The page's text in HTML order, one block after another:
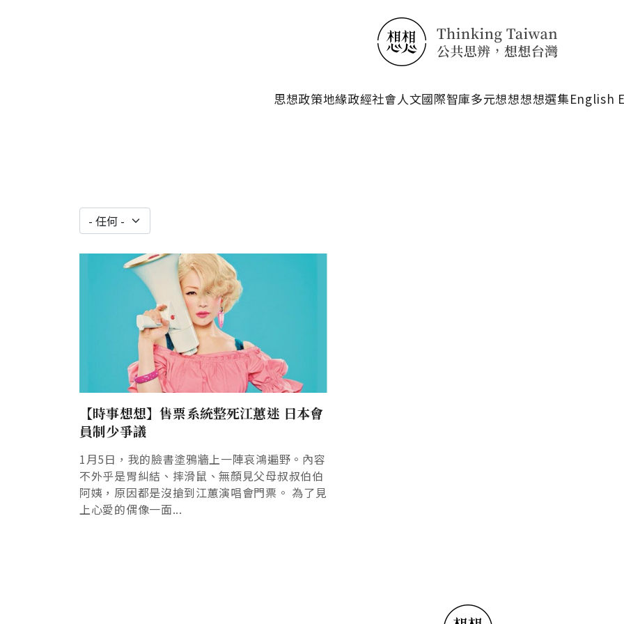
思想政策地緣政經社會人文國際智庫多元想想想想選集English
【時事想想】售票系統整死江蕙迷 日本會
員制少爭議
1月5日，我的臉書塗鴉牆上一陣哀鴻遍野。內容
不外乎是胃糾結、摔滑鼠、無顏見父母叔叔伯伯
阿姨，原因都是沒搶到江蕙演唱會門票。 為了見
上心愛的偶像一面...